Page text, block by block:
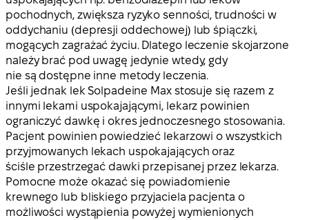
pochodnych, zwiększa ryzyko senności, trudności w
oddychaniu (depresji oddechowej) lub śpiączki,
mogących zagrażać życiu. Dlatego leczenie skojarzone
należy brać pod uwagę jedynie wtedy, gdy
nie są dostępne inne metody leczenia.
Jeśli jednak lek Solpadeine Max stosuje się razem z
innymi lekami uspokajającymi, lekarz powinien
ograniczyć dawkę i okres jednoczesnego stosowania.
Pacjent powinien powiedzieć lekarzowi o wszystkich
przyjmowanych lekach uspokajających oraz
ściśle przestrzegać dawki przepisanej przez lekarza.
Pomocne może okazać się powiadomienie
krewnego lub bliskiego przyjaciela pacjenta o
możliwości wystąpienia powyżej wymienionych